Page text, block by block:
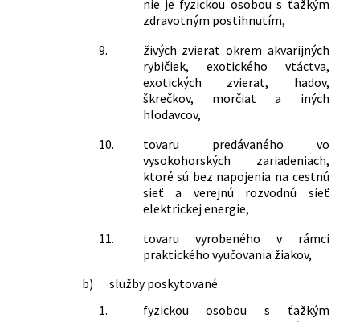
nie je fyzickou osobou s ťažkým
zdravotným postihnutím,
9.
živých zvierat okrem akvarijných
rybičiek, exotického vtáctva,
exotických zvierat, hadov,
škrečkov, morčiat a iných
hlodavcov,
10.
tovaru predávaného vo
vysokohorských zariadeniach,
ktoré sú bez napojenia na cestnú
sieť a verejnú rozvodnú sieť
elektrickej energie,
11.
tovaru vyrobeného v rámci
praktického vyučovania žiakov,
b)
služby poskytované
1.
fyzickou osobou s ťažkým